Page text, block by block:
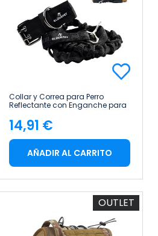
Collar y Correa para Perro
Reflectante con Enganche para
Precio
14,91 €
AÑADIR AL CARRITO
OUTLET